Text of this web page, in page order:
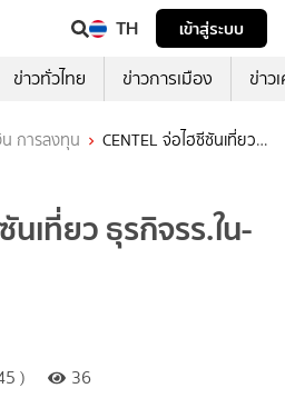
TH
เข้าสู่ระบบ
ข่าวทั่วไทย ข่าวการเมือง ข่าว
น การลงทุน
CENTEL จ่อไฮซีซันเที่ยว
นเที่ยว ธุรกิจรร.ใน-
)
36